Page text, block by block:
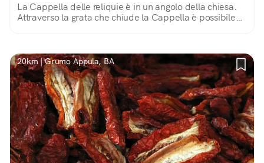
La Cappella delle reliquie è in un angolo della chiesa.
Attraverso la grata che chiude la Cappella è possibile
20km | Grumo Appula, BA